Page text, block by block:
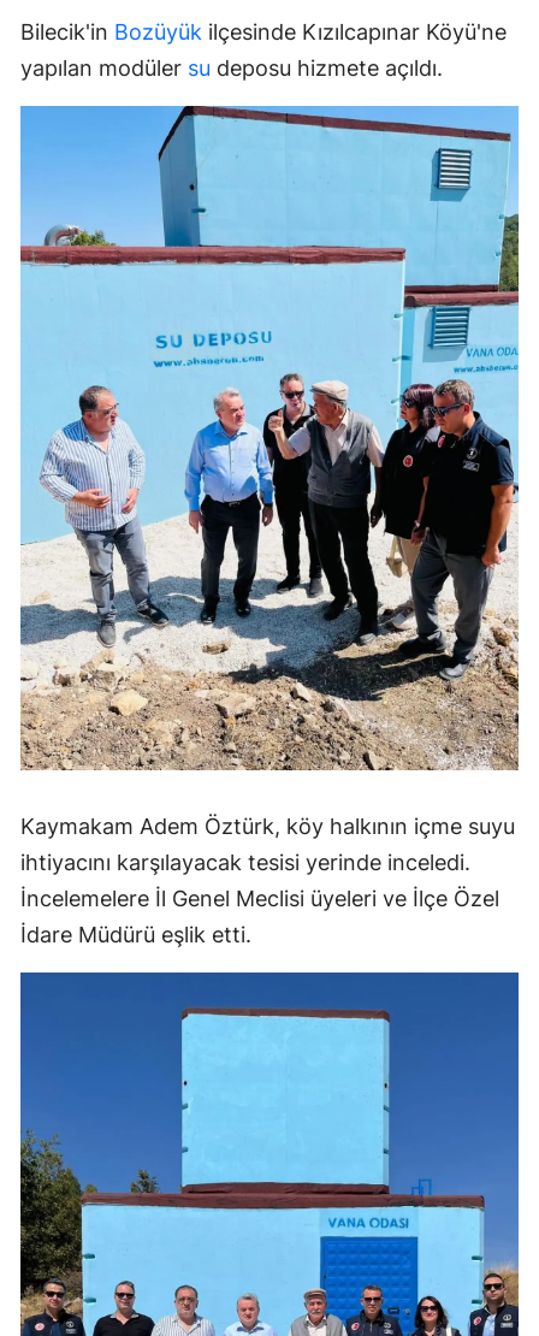
Bilecik'in Bozüyük ilçesinde Kızılcapınar Köyü'ne
yapılan modüler su deposu hizmete açıldı.
Kaymakam Adem Öztürk, köy halkının içme suyu
ihtiyacını karşılayacak tesisi yerinde inceledi.
İncelemelere İl Genel Meclisi üyeleri ve İlçe Özel
İdare Müdürü eşlik etti.